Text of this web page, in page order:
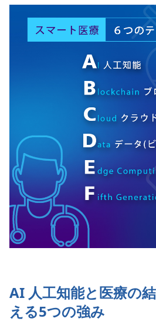
AI 人工知能と医療の
える5つの強み